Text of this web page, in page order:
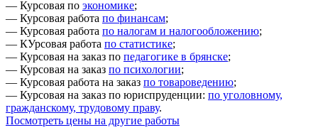
— Курсовая по экономике;
— Курсовая работа по финансам;
— Курсовая работа по налогам и налогообложению;
— КУрсовая работа по статистике;
— Курсовая на заказ по педагогике в брянске;
— Курсовая на заказ по психологии;
— Курсовая работа на заказ по товароведению;
— Курсовая на заказ по юриспруденции: по уголовному,
гражданскому, трудовому праву.
Посмотреть цены на другие работы